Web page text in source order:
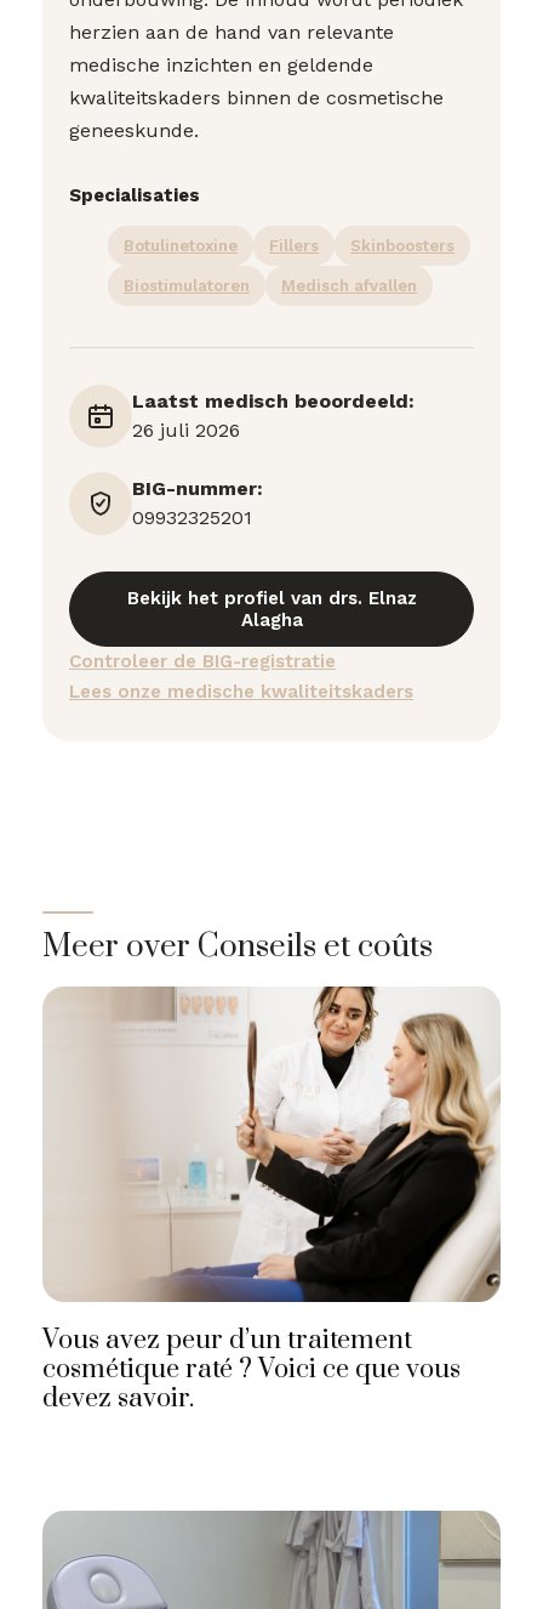
herzien aan de hand van relevante
medische inzichten en geldende
kwaliteitskaders binnen de cosmetische
geneeskunde.
Specialisaties
Botulinetoxine Fillers Skinboosters
Biostimulatoren Medisch afvallen
Laatst medisch beoordeeld:
26 juli 2026
BIG-nummer:
09932325201
Bekijk het profiel van drs. Elnaz
Alagha
Controleer de BIG-registratie
Lees onze medische kwaliteitskaders
Meer over Conseils et coûts
Vous avez peur d’un traitement
cosmétique raté ? Voici ce que vous
devez savoir.